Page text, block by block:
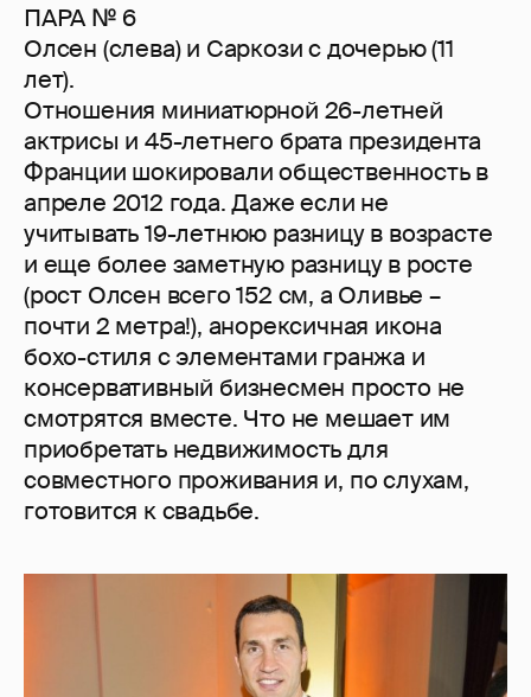
ПАРА № 6
Олсен (слева) и Саркози с дочерью (11
лет).
Отношения миниатюрной 26-летней
актрисы и 45-летнего брата президента
Франции шокировали общественность в
апреле 2012 года. Даже если не
учитывать 19-летнюю разницу в возрасте
и еще более заметную разницу в росте
(рост Олсен всего 152 см, а Оливье –
почти 2 метра!), анорексичная икона
бохо-стиля с элементами гранжа и
консервативный бизнесмен просто не
смотрятся вместе. Что не мешает им
приобретать недвижимость для
совместного проживания и, по слухам,
готовится к свадьбе.